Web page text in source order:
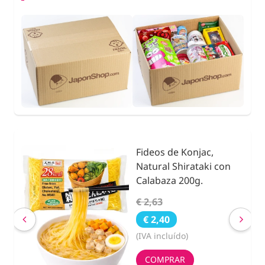
Fideos de Konjac,
Natural Shirataki con
Calabaza 200g.
€ 2,63
€ 2,40
(IVA incluído)
COMPRAR